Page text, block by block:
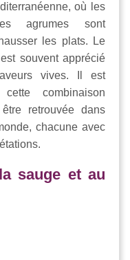
où les
agrumes sont
les plats. Le
souvent apprécié
vives. Il est
combinaison
retrouvée dans
chacune avec
sauge et au